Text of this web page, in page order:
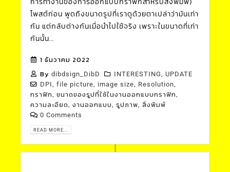
โพสต์ก่อน พูดถึงขนาดรูปที่เราดูด้วยตาเปล่าว่ามันเท่า
กัน แต่กลับต่างกันเมื่อนำไปใช้จริง เพราะในขนาดที่เท่า
กันนั้น...
1 ธันวาคม 2022
By dibdsign_DibD INTERESTING, UPDATE
DPI, file picture, image size, Resolution,
กราฟิก,ขนาดของรูปที่ใช้ในงานออกแบบกราฟิก,
ความละอียด,งานออกแบบ,รูปภาพ,สิ่งพิมพ์
0 Comments
READ MORE...